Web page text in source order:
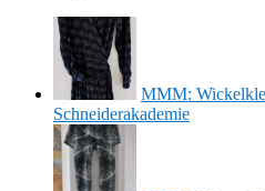
MMM:
Schneiderakademie